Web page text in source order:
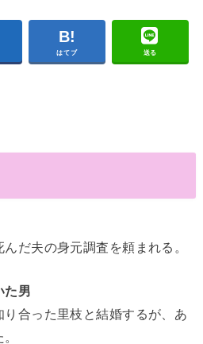
はてブ 送る
だ夫の身元調査を頼まれる。
た男
合った里枝と結婚するが、あ